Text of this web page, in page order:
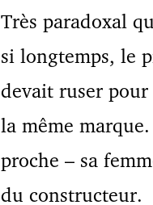
Très paradoxal
si longtemps, le
devait ruser
la même
proche – sa
du constructeur.